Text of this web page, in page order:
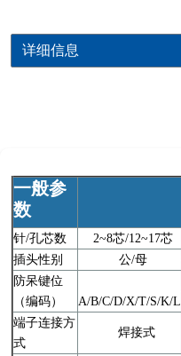
详细信息
一般参
数
针/孔芯数 2~8芯/12~17芯
插头性别
公/母
防呆键位
（编码）
A/B/C/D/X/T/S/K/L
端子连接方
式
焊接式